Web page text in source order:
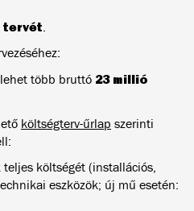
tervét
több bruttó 23 millió
költségterv-űrlap szerinti
költségét (installációs,
eszközök; új mű esetén: